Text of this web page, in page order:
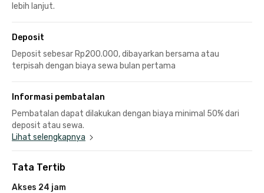
lebih lanjut.
Deposit
Deposit sebesar Rp200.000, dibayarkan bersama atau
terpisah dengan biaya sewa bulan pertama
Informasi pembatalan
Pembatalan dapat dilakukan dengan biaya minimal 50% dari
deposit atau sewa.
Lihat selengkapnya
Tata Tertib
Akses 24 jam